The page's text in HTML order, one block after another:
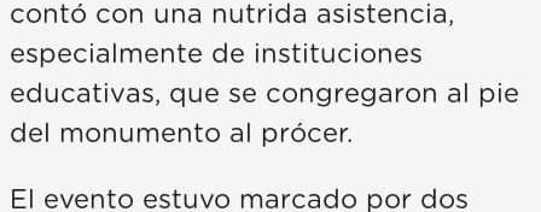
contó con una nutrida asistencia,
especialmente de instituciones
educativas, que se congregaron al pie
del monumento al prócer.
El evento estuvo marcado por dos